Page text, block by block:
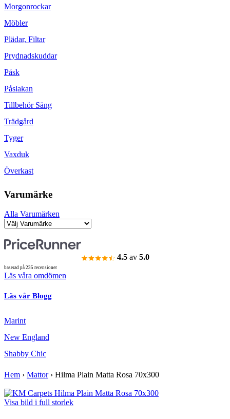
Morgonrockar
Möbler
Plädar, Filtar
Prydnadskuddar
Påsk
Påslakan
Tillbehör Säng
Trädgård
Tyger
Vaxduk
Överkast
Varumärke
Alla Varumärken
4.5 av 5.0
baserad på 235 recensioner
Läs våra omdömen
Läs vår Blogg
Marint
New England
Shabby Chic
Hem › Mattor› Hilma Plain Matta Rosa 70x300
Visa bild i full storlek